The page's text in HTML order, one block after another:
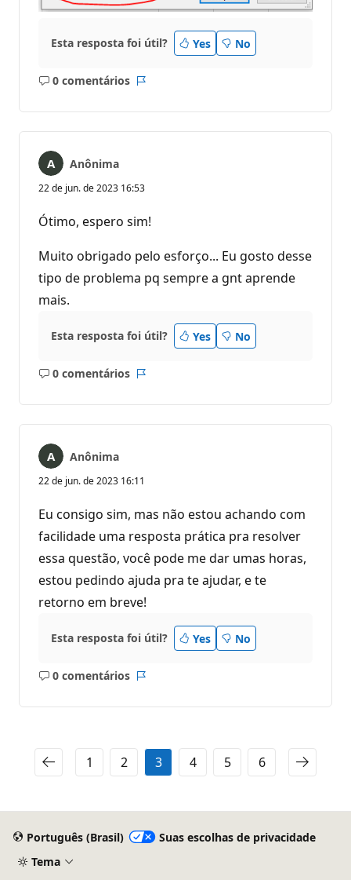
Esta resposta foi útil? Yes No
0 comentários
Sem
Relatório
Anônima
22 de jun. de 2023 16:53
Ótimo, espero sim!
Muito obrigado pelo esforço... Eu gosto desse
tipo de problema pq sempre a gnt aprende
mais.
Esta resposta foi útil? Yes No
0 comentários
Sem
Relatório
Anônima
22 de jun. de 2023 16:11
Eu consigo sim, mas não estou achando com
facilidade uma resposta prática pra resolver
essa questão, você pode me dar umas horas,
estou pedindo ajuda pra te ajudar, e te
retorno em breve!
Esta resposta foi útil? Yes No
0 comentários
Sem
Relatório
1 2 3 4 5 6
Português (Brasil)
Suas escolhas de privacidade
Tema